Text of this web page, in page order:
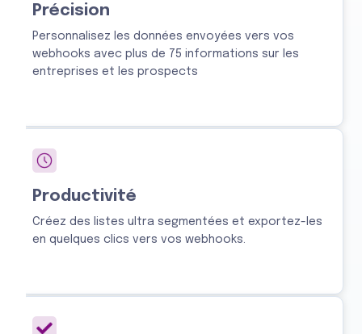
Précision
Personnalisez les données envoyées vers vos
webhooks avec plus de 75 informations sur les
entreprises et les prospects
Productivité
Créez des listes ultra segmentées et exportez-les
en quelques clics vers vos webhooks.